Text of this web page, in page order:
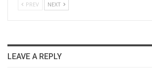
PREV NEXT
LEAVE A REPLY